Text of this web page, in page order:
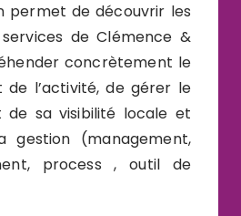
permet de découvrir les
de Clémence &
concrètement le
de l’activité, de gérer le
de sa visibilité locale et
gestion (management,
process , outil de